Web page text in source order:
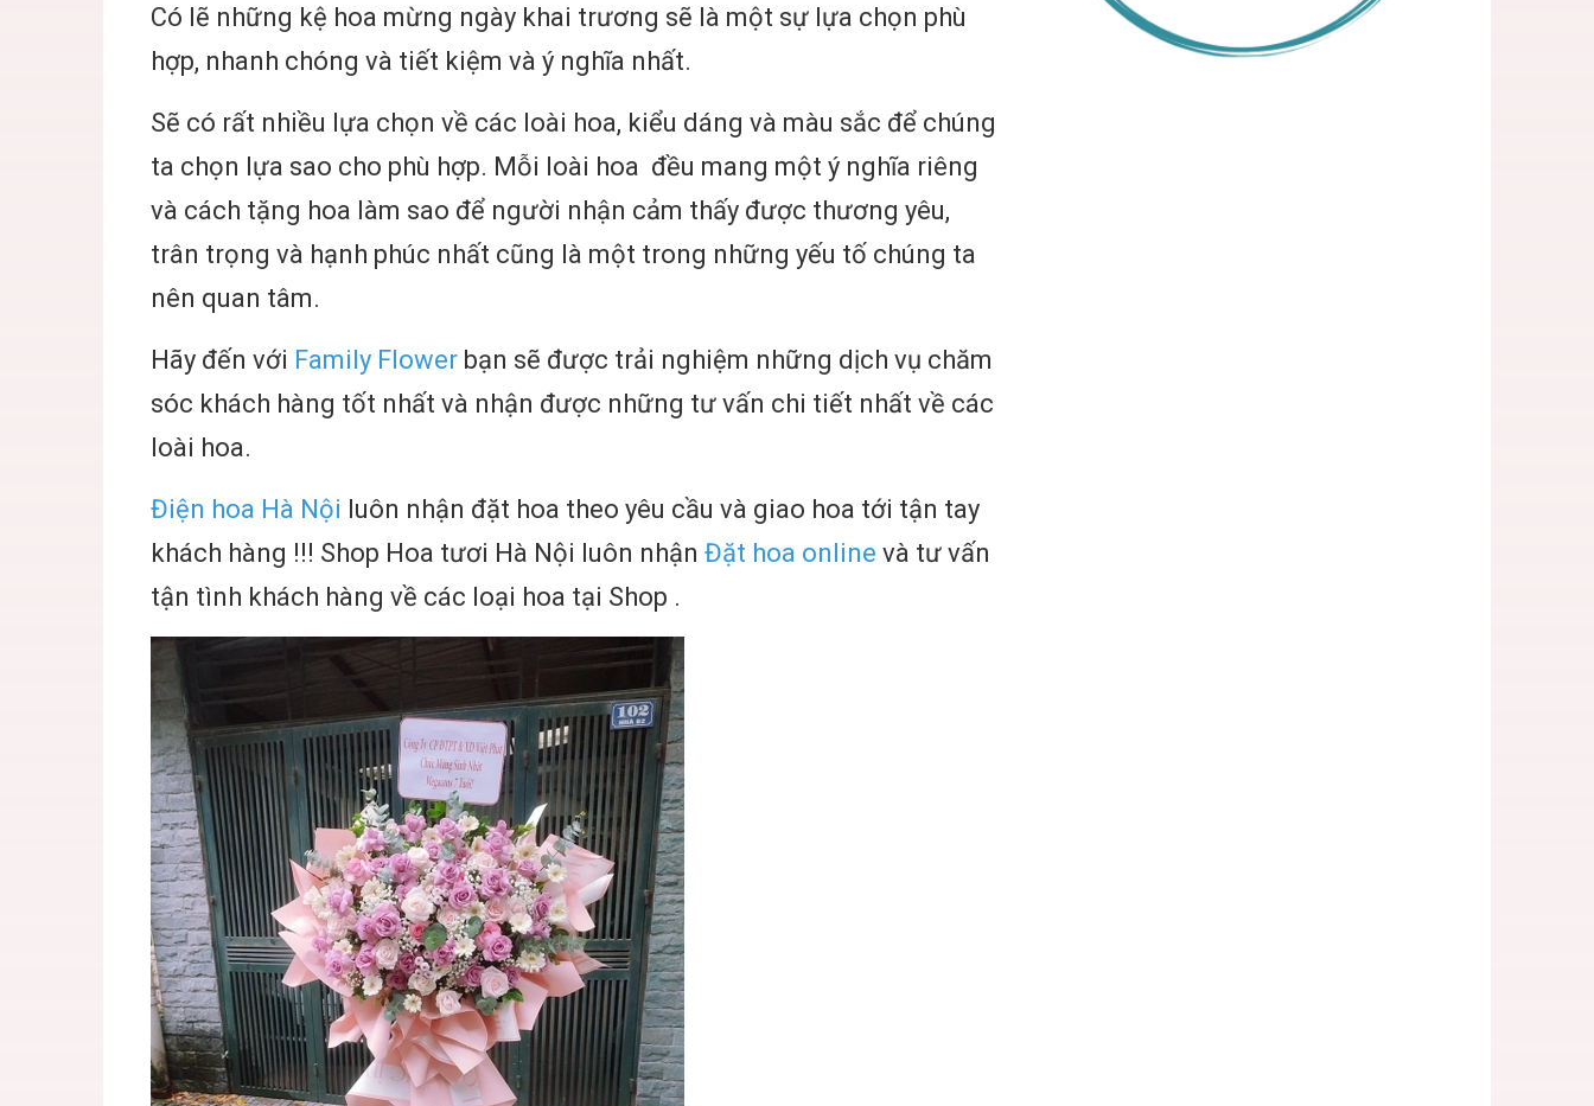
Có lẽ những kệ hoa mừng ngày khai trương sẽ là một sự lựa chọn phù
hợp, nhanh chóng và tiết kiệm và ý nghĩa nhất.
Sẽ có rất nhiều lựa chọn về các loài hoa, kiểu dáng và màu sắc để chúng
ta chọn lựa sao cho phù hợp. Mỗi loài hoa đều mang một ý nghĩa riêng
và cách tặng hoa làm sao để người nhận cảm thấy được thương yêu,
trân trọng và hạnh phúc nhất cũng là một trong những yếu tố chúng ta
nên quan tâm.
Hãy đến với Family Flower bạn sẽ được trải nghiệm những dịch vụ chăm
sóc khách hàng tốt nhất và nhận được những tư vấn chi tiết nhất về các
loài hoa.
Điện hoa Hà Nội luôn nhận đặt hoa theo yêu cầu và giao hoa tới tận tay
khách hàng !!! Shop Hoa tươi Hà Nội luôn nhận Đặt hoa online và tư vấn
tận tình khách hàng về các loại hoa tại Shop .